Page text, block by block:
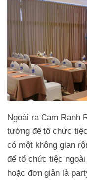
Ngoài ra Cam Ranh
tưởng để tổ chức
có một không gian
để tổ chức tiệc
hoặc đơn giản là